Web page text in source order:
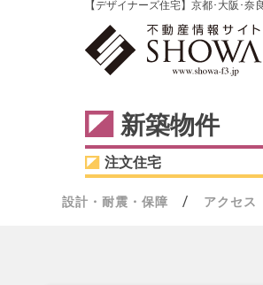
【デザイナーズ住宅】京都･大阪･
新築物件
注文住宅
設計・耐震・保障 アクセス